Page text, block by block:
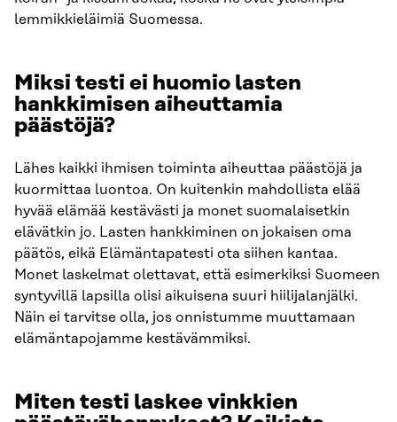
lemmikkieläimiä Suomessa.
Miksi testi ei huomio lasten
hankkimisen aiheuttamia
päästöjä?
Lähes kaikki ihmisen toiminta aiheuttaa päästöjä ja
kuormittaa luontoa. On kuitenkin mahdollista elää
hyvää elämää kestävästi ja monet suomalaisetkin
elävätkin jo. Lasten hankkiminen on jokaisen oma
päätös, eikä Elämäntapatesti ota siihen kantaa.
Monet laskelmat olettavat, että esimerkiksi Suomeen
syntyvillä lapsilla olisi aikuisena suuri hiilijalanjälki.
Näin ei tarvitse olla, jos onnistumme muuttamaan
elämäntapojamme kestävämmiksi.
Miten testi laskee vinkkien